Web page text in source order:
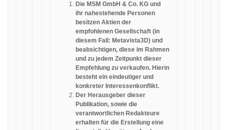
Die MSM GmbH & Co. KG und
ihr nahestehende Personen
besitzen Aktien der
empfohlenen Gesellschaft (in
diesem Fall: Metavista3D) und
beabsichtigen, diese im Rahmen
und zu jedem Zeitpunkt dieser
Empfehlung zu verkaufen. Hierin
besteht ein eindeutiger und
konkreter Interessenkonflikt.
Der Herausgeber dieser
Publikation, sowie die
verantwortlichen Redakteure
erhalten für die Erstellung eine